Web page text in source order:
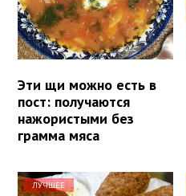
Эти щи можно есть в
пост: получаются
нажористыми без
грамма мяса
ЛУЧШЕЕ